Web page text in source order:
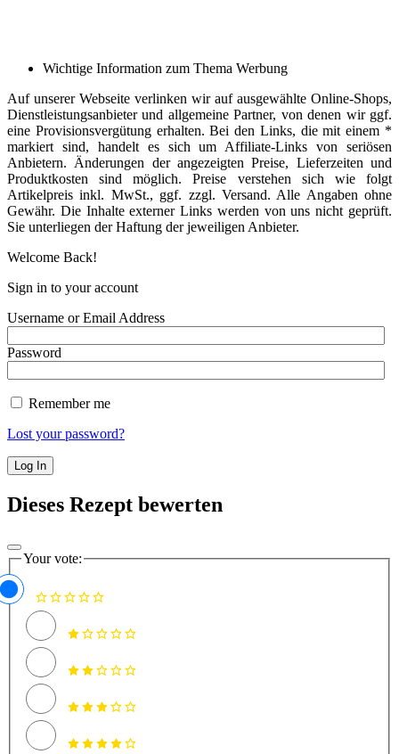
Wichtige Information zum Thema Werbung
Auf unserer Webseite verlinken wir auf ausgewählte Online-Shops,
Dienstleistungsanbieter und allgemeine Partner, von denen wir ggf.
eine Provisionsvergütung erhalten. Bei den Links, die mit einem *
markiert sind, handelt es sich um Affiliate-Links von seriösen
Anbietern. Änderungen der angezeigten Preise, Lieferzeiten und
Produktkosten sind möglich. Preise verstehen sich wie folgt
Artikelpreis inkl. MwSt., ggf. zzgl. Versand. Alle Angaben ohne
Gewähr. Die Inhalte externer Links werden von uns nicht geprüft.
Sie unterliegen der Haftung der jeweiligen Anbieter.
Welcome Back!
Sign in to your account
Username or Email Address
Password
Remember me
Lost your password?
Dieses Rezept bewerten
Your vote: